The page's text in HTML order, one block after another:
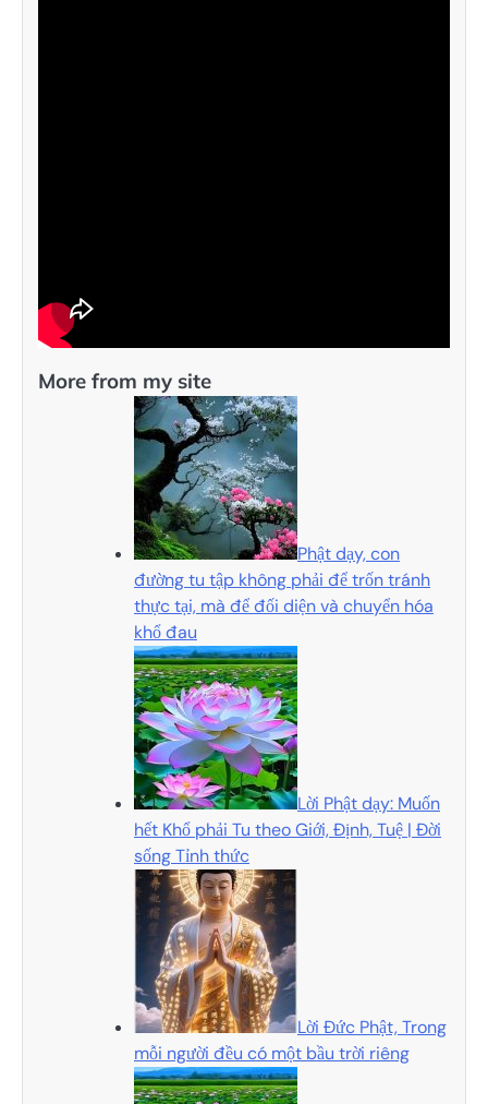
More from my site
Phật dạy, con
đường tu tập không phải để trốn tránh
thực tại, mà để đối diện và chuyển hóa
khổ đau
Lời Phật dạy: Muốn
hết Khổ phải Tu theo Giới, Định, Tuệ | Đời
sống Tỉnh thức
Lời Đức Phật, Trong
mỗi người đều có một bầu trời riêng